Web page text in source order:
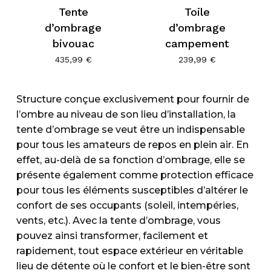
Tente
d’ombrage
bivouac
435,99 €
Toile
d’ombrage
campement
239,99 €
Structure conçue exclusivement pour fournir de
l’ombre au niveau de son lieu d’installation, la
tente d’ombrage se veut être un indispensable
pour tous les amateurs de repos en plein air. En
effet, au-delà de sa fonction d’ombrage, elle se
présente également comme protection efficace
pour tous les éléments susceptibles d’altérer le
confort de ses occupants (soleil, intempéries,
vents, etc.). Avec la tente d’ombrage, vous
pouvez ainsi transformer, facilement et
rapidement, tout espace extérieur en véritable
lieu de détente où le confort et le bien-être sont